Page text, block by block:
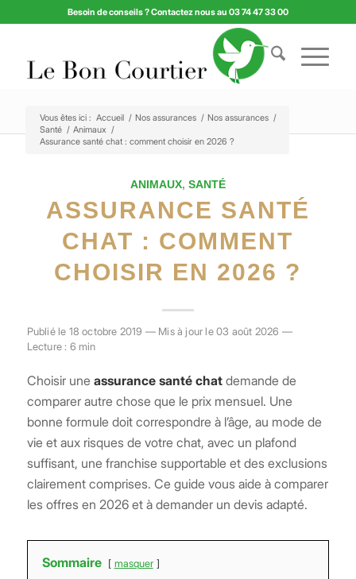
Besoin de conseils ? Contactez nous au 03 74 47 33 00
Vous êtes ici : Accueil / Nos assurances / Nos assurances /
Santé / Animaux /
Assurance santé chat : comment choisir en 2026 ?
ANIMAUX, SANTÉ
ASSURANCE SANTÉ
CHAT : COMMENT
CHOISIR EN 2026 ?
Publié le 18 octobre 2019 — Mis à jour le 03 août 2026 —
Lecture : 6 min
Choisir une assurance santé chatdemande de
comparer autre chose que le prix mensuel. Une
bonne formule doit correspondre à l’âge, au mode de
vie et aux risques de votre chat, avec un plafond
suffisant, une franchise supportable et des exclusions
clairement comprises. Ce guide vous aide à comparer
les offres en 2026 et à demander un devis adapté.
Sommaire masquer